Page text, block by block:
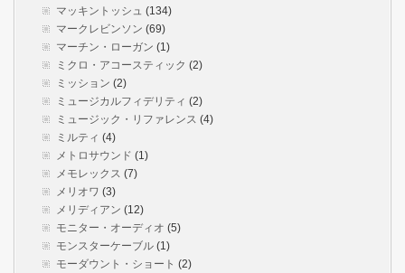
マッキントッシュ (134)
マークレビンソン (69)
マーチン・ローガン (1)
ミクロ・アコースティック (2)
ミッション (2)
ミュージカルフィデリティ (2)
ミュージック・リファレンス (4)
ミルティ (4)
メトロサウンド (1)
メモレックス (7)
メリオワ (3)
メリディアン (12)
モニター・オーディオ (5)
モンスターケーブル (1)
モーダウント・ショート (2)